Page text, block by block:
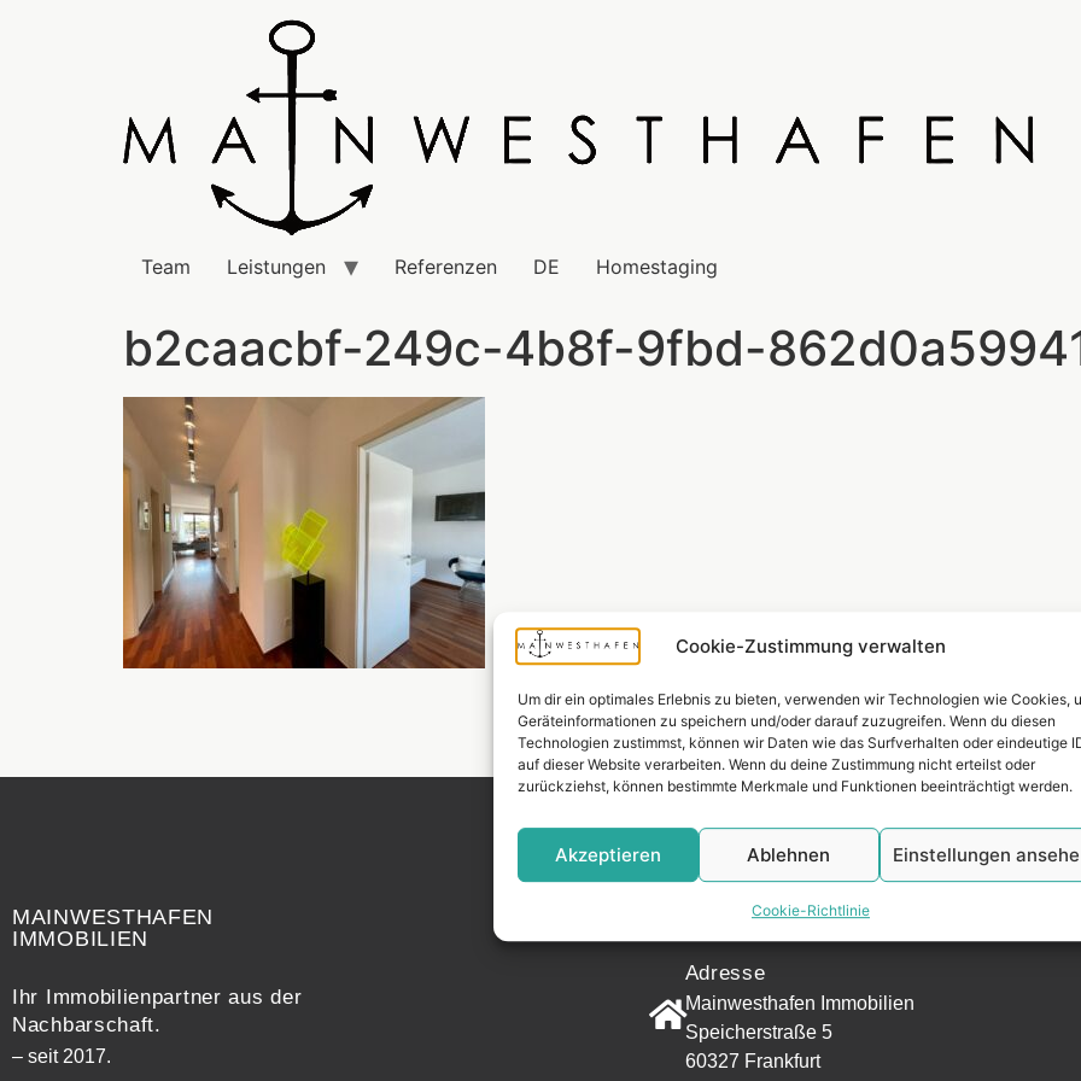
Cookie-Zustimmung verwalten
Um dir ein optimales Erlebnis zu bieten, verwenden wir Technologien wie Cookies,
Geräteinformationen zu speichern und/oder darauf zuzugreifen. Wenn du diesen
Technologien zustimmst, können wir Daten wie das Surfverhalten oder eindeutige
auf dieser Website verarbeiten. Wenn du deine Zustimmung nicht erteilst oder
zurückziehst, können bestimmte Merkmale und Funktionen beeinträchtigt werden.
Akzeptieren Ablehnen Einstellungen
Cookie-Richtlinie
Team Leistungen Referenzen DE Homestaging
b2caacbf-249c-4b8f-9fbd-
MAINWESTHAFEN
IMMOBILIEN
Ihr Immobilienpartner aus der
Nachbarschaft.
– seit 2017.
KONTAKT
Adresse
Mainwesthafen Immobilien
Speicherstraße 5
60327 Frankfurt